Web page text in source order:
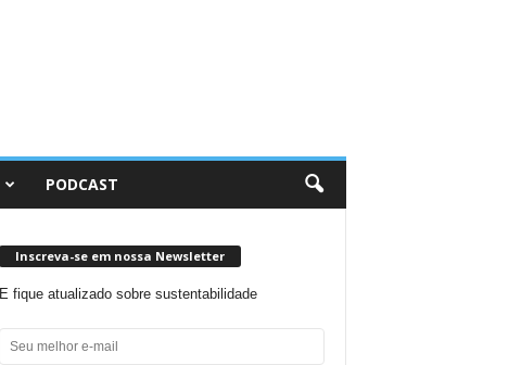
PODCAST
Inscreva-se em nossa Newsletter
E fique atualizado sobre sustentabilidade